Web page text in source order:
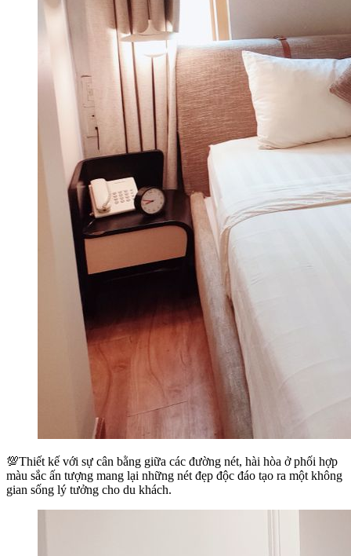
💯Thiết kế với sự cân bằng giữa các đường nét, hài hòa ở phối hợp
màu sắc ấn tượng mang lại những nét đẹp độc đáo tạo ra một không
gian sống lý tưởng cho du khách.